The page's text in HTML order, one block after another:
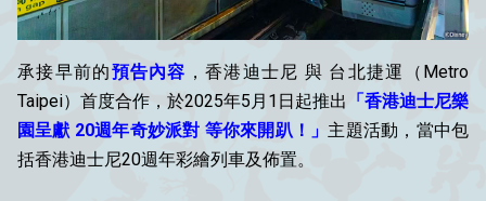
承接早前的預告內容 ，香港迪士尼 與 台北捷運（Metro
Taipei）首度合作，於2025年5月1日起推出 「香港迪士尼樂
園呈獻 20週年奇妙派對 等你來開趴！」 主題活動，當中包
括香港迪士尼20週年彩繪列車及佈置。